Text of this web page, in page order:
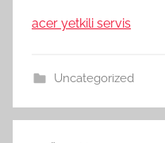
acer yetkili servis
Uncategorized